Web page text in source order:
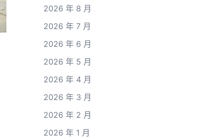
2026 年 8 月
2026 年 7 月
2026 年 6 月
2026 年 5 月
2026 年 4 月
2026 年 3 月
2026 年 2 月
2026 年 1 月